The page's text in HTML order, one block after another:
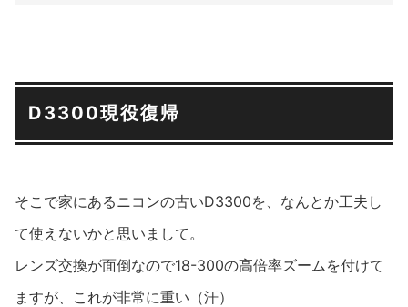
D3300現役復帰
そこで家にあるニコンの古いD3300を、なんとか工夫し
て使えないかと思いまして。
レンズ交換が面倒なので18-300の高倍率ズームを付けて
ますが、これが非常に重い（汗）